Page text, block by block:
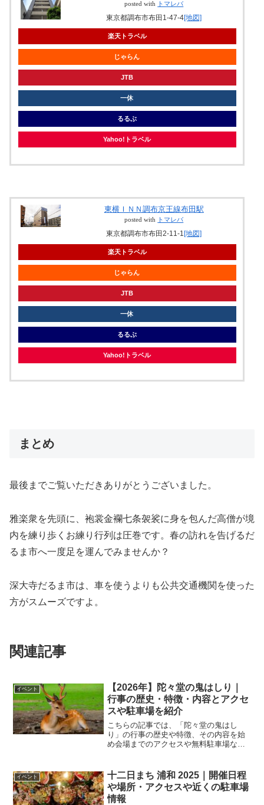
posted with トマレバ
東京都調布市布田1-47-4[地図]
楽天トラベル
じゃらん
JTB
一休
るるぶ
Yahoo!トラベル
東横ＩＮＮ調布京王線布田駅
posted with トマレバ
東京都調布市布田2-11-1[地図]
楽天トラベル
じゃらん
JTB
一休
るるぶ
Yahoo!トラベル
まとめ
最後までご覧いただきありがとうございました。
雅楽衆を先頭に、袍裳金襴七条袈裟に身を包んだ高僧が境
内を練り歩くお練り行列は圧巻です。春の訪れを告げるだ
るま市へ一度足を運んでみませんか？
深大寺だるま市は、車を使うよりも公共交通機関を使った
方がスムーズですよ。
関連記事
イベント
【2026年】陀々堂の鬼はしり｜
行事の歴史・特徴・内容とアクセ
スや駐車場を紹介
こちらの記事では、「陀々堂の鬼はし
り」の行事の歴史や特徴、その内容を始
め会場までのアクセスや無料駐車場など
少ないので、公共交通機関を利用される
方がおすすめです。
イベント
十二日まち 浦和 2025｜開催日程
や場所・アクセスや近くの駐車場
情報